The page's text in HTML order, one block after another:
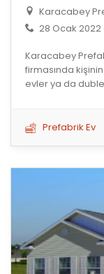
Karacabey
28 Ocak 2022
Karacabey
firmasında
evler ya da
Prefabrik Ev